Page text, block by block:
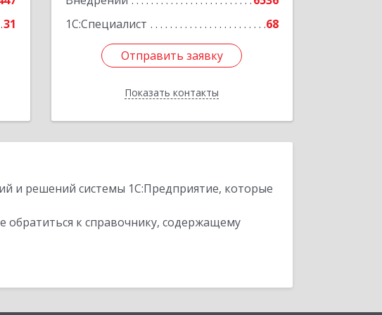
31
1С:Специалист
68
Отправить заявку
Показать контакты
Подробнее
Отправить заявку
Назад
и решений системы 1С:Предприятие, которые
к справочнику, содержащему